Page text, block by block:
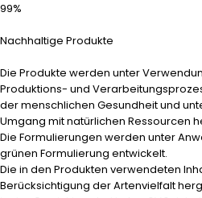
99%
Nachhaltige Produkte
Die Produkte werden unter
Produktions- und
der menschlichen Gesundheit und
Umgang mit natürlichen Ressourcen
Die Formulierungen werden unter
grünen Formulierung entwickelt.
Die in den Produkten verwendeten
Berücksichtigung der Artenvielfalt